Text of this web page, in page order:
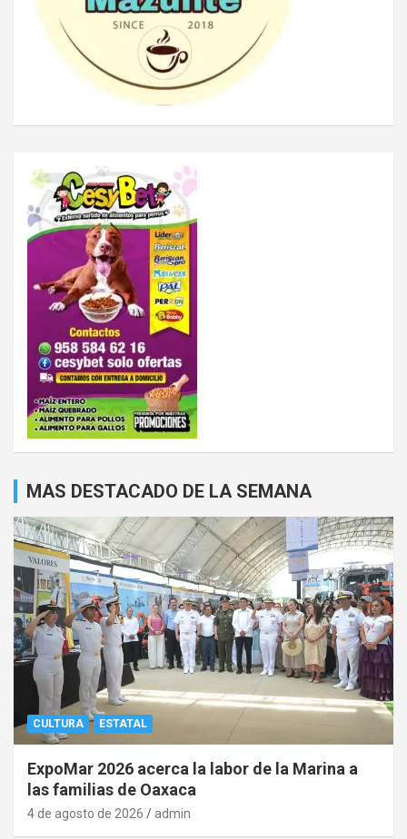
MAS DESTACADO DE LA SEMANA
CULTURA ESTATAL
ExpoMar 2026 acerca la labor de la Marina a
las familias de Oaxaca
4 de agosto de 2026 admin